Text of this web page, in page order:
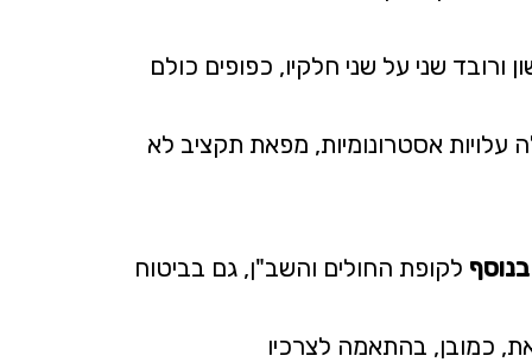
ורובד שני על שני חלקיו, כפופים כולם
עלויות אסטרונומיות, מפאת תקציב לא
בנוסף לקופת החולים והשב"ן, גם בביטוח
כמובן, בהתאמה לצרכיו